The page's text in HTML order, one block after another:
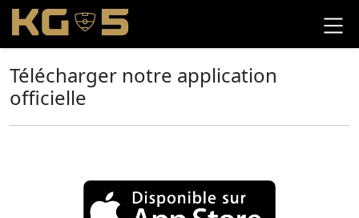
Télécharger notre application
officielle